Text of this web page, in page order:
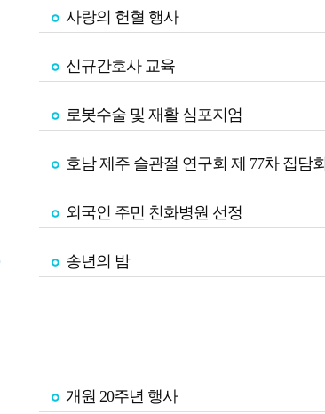
사랑의 헌혈 행사
신규간호사 교육
로봇수술 및 재활 심포지엄
호남 제주 슬관절 연구회 제 77차 집담회
외국인 주민 친화병원 선정
송년의 밤
개원 20주년 행사